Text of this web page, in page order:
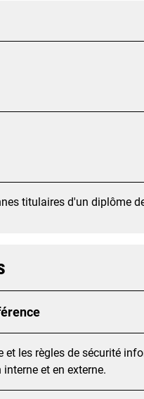
titulaires d'un diplôme
les règles de sécurité
et en externe.